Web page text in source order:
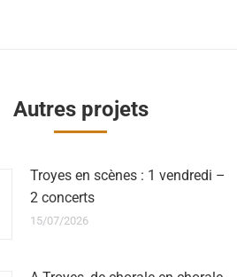
Autres projets
Troyes en scènes : 1 vendredi –
2 concerts
15/07/2026